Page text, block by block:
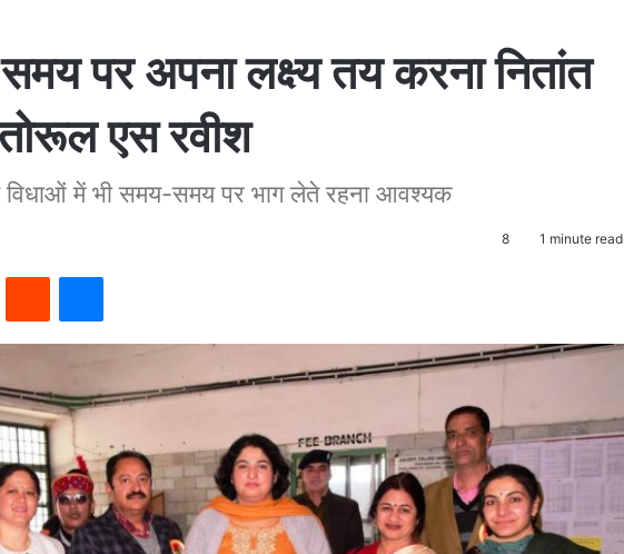
पर अपना लक्ष्य तय करना नितांत
एस रवीश
में भी समय-समय पर भाग लेते रहना आवश्यक
8 1 minute read